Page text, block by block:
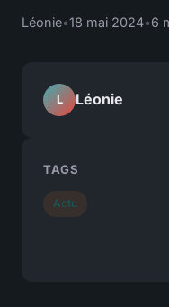
Léonie•18 mai 2024•6
L Léonie
TAGS
Actu